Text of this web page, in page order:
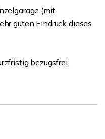
(mit
guten Eindruck dieses
bezugsfrei.